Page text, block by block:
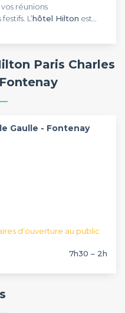
réunions
L’hôtel Hilton est
à proximité de
Avec un espace de
idéal pour vos
brainstorming, mais
comme les cocktails, les
entre différentes
savoir faire et de
Charles de Gaulle
nécessaire à vos
le wifi, des vidéos
pour vos équipes.
Concorde A et B
dédiée pour obtenir plus
Paris Charles
Gaulle - Fontenay
d'ouverture au public
7h30 – 2h